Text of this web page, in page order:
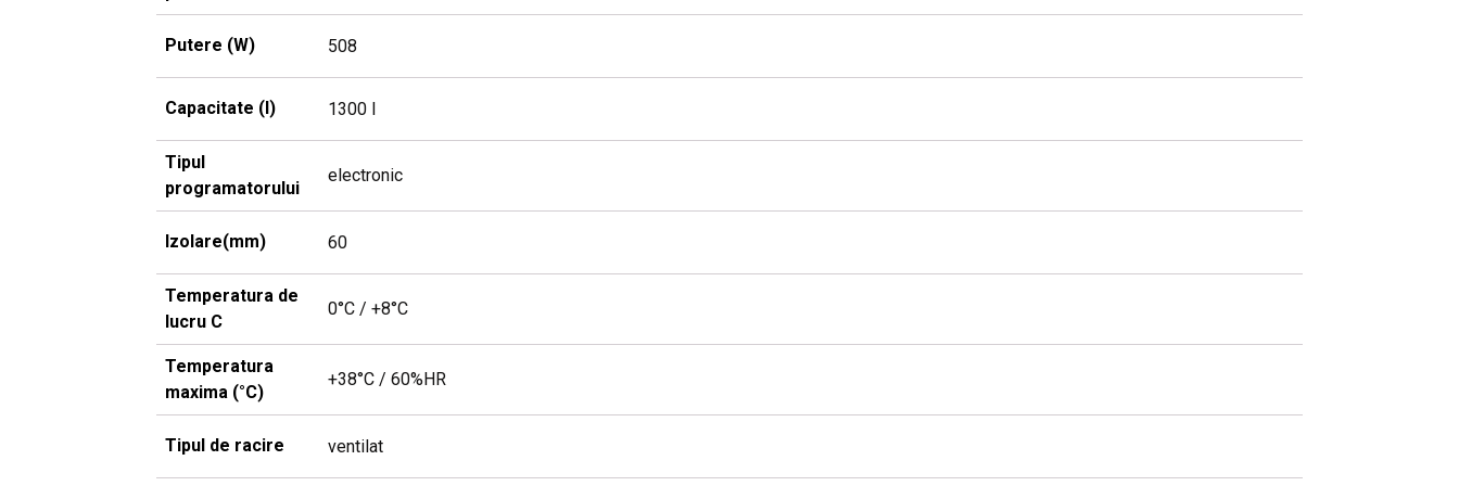
Putere (W) 508
Capacitate (l) 1300 l
Tipul
programatorului
electronic
Izolare(mm) 60
Temperatura de
lucru C
0°C / +8°C
Temperatura
maxima (°C)
+38°C / 60%HR
Tipul de racire ventilat